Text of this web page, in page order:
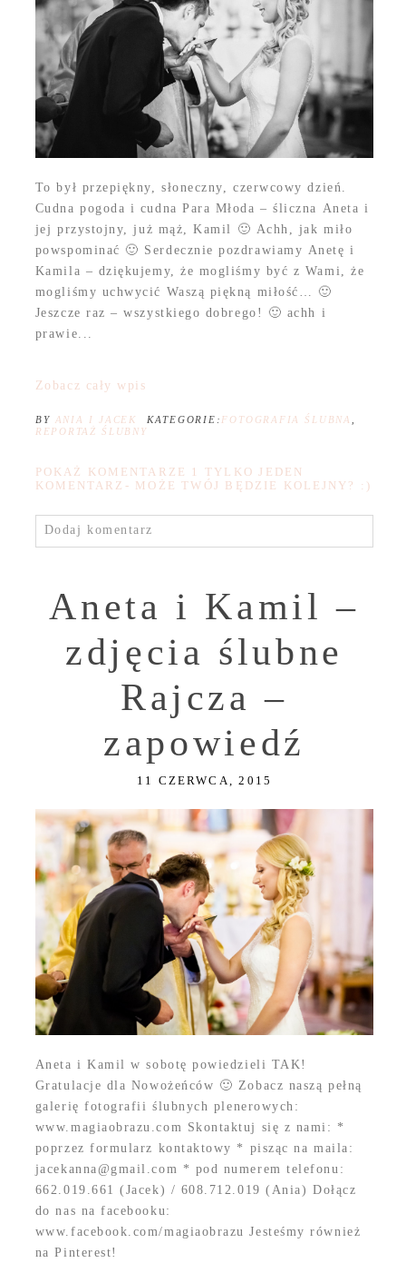
To był przepiękny, słoneczny, czerwcowy dzień.
Cudna pogoda i cudna Para Młoda – śliczna Aneta i
jej przystojny, już mąż, Kamil 🙂 Achh, jak miło
powspominać 🙂 Serdecznie pozdrawiamy Anetę i
Kamila – dziękujemy, że mogliśmy być z Wami, że
mogliśmy uchwycić Waszą piękną miłość… 🙂
Jeszcze raz – wszystkiego dobrego! 🙂 achh i
prawie...
Zobacz cały wpis
BY ANIA I JACEK KATEGORIE: FOTOGRAFIA ŚLUBNA
REPORTAŻ ŚLUBNY
POKAŻ KOMENTARZE
1 TYLKO JEDEN
KOMENTARZ- MOŻE TWÓJ BĘDZIE KOLEJNY? :)
Dodaj komentarz
Aneta i Kamil –
zdjęcia ślubne
Rajcza –
zapowiedź
11 CZERWCA, 2015
Aneta i Kamil w sobotę powiedzieli TAK!
Gratulacje dla Nowożeńców 🙂 Zobacz naszą pełną
galerię fotografii ślubnych plenerowych:
www.magiaobrazu.com Skontaktuj się z nami: *
poprzez formularz kontaktowy * pisząc na maila:
jacekanna@gmail.com * pod numerem telefonu:
662.019.661 (Jacek) / 608.712.019 (Ania) Dołącz
do nas na facebooku:
www.facebook.com/magiaobrazu Jesteśmy również
na Pinterest!